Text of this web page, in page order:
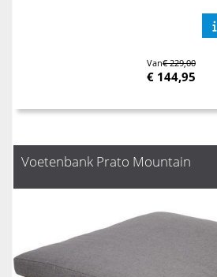
Van€ 229,00
€ 144,95
Voetenbank Prato Mountain